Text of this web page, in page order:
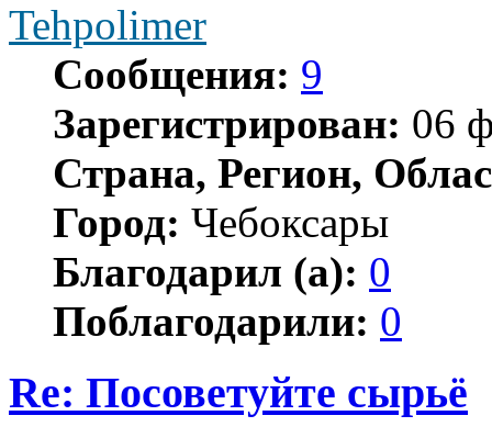
Tehpolimer
Сообщения: 9
Зарегистрирован: 06
Страна, Регион,
Город: Чебоксары
Благодарил (а): 0
Поблагодарили: 0
Re: Посоветуйте сырьё